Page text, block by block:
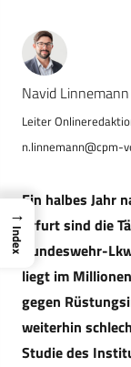
Navid Linnemann
n.linnemann@cpm-
Ein halbes Jahr
Erfurt sind die
Bundeswehr-
liegt im
gegen
weiterhin
Studie des
→
Index